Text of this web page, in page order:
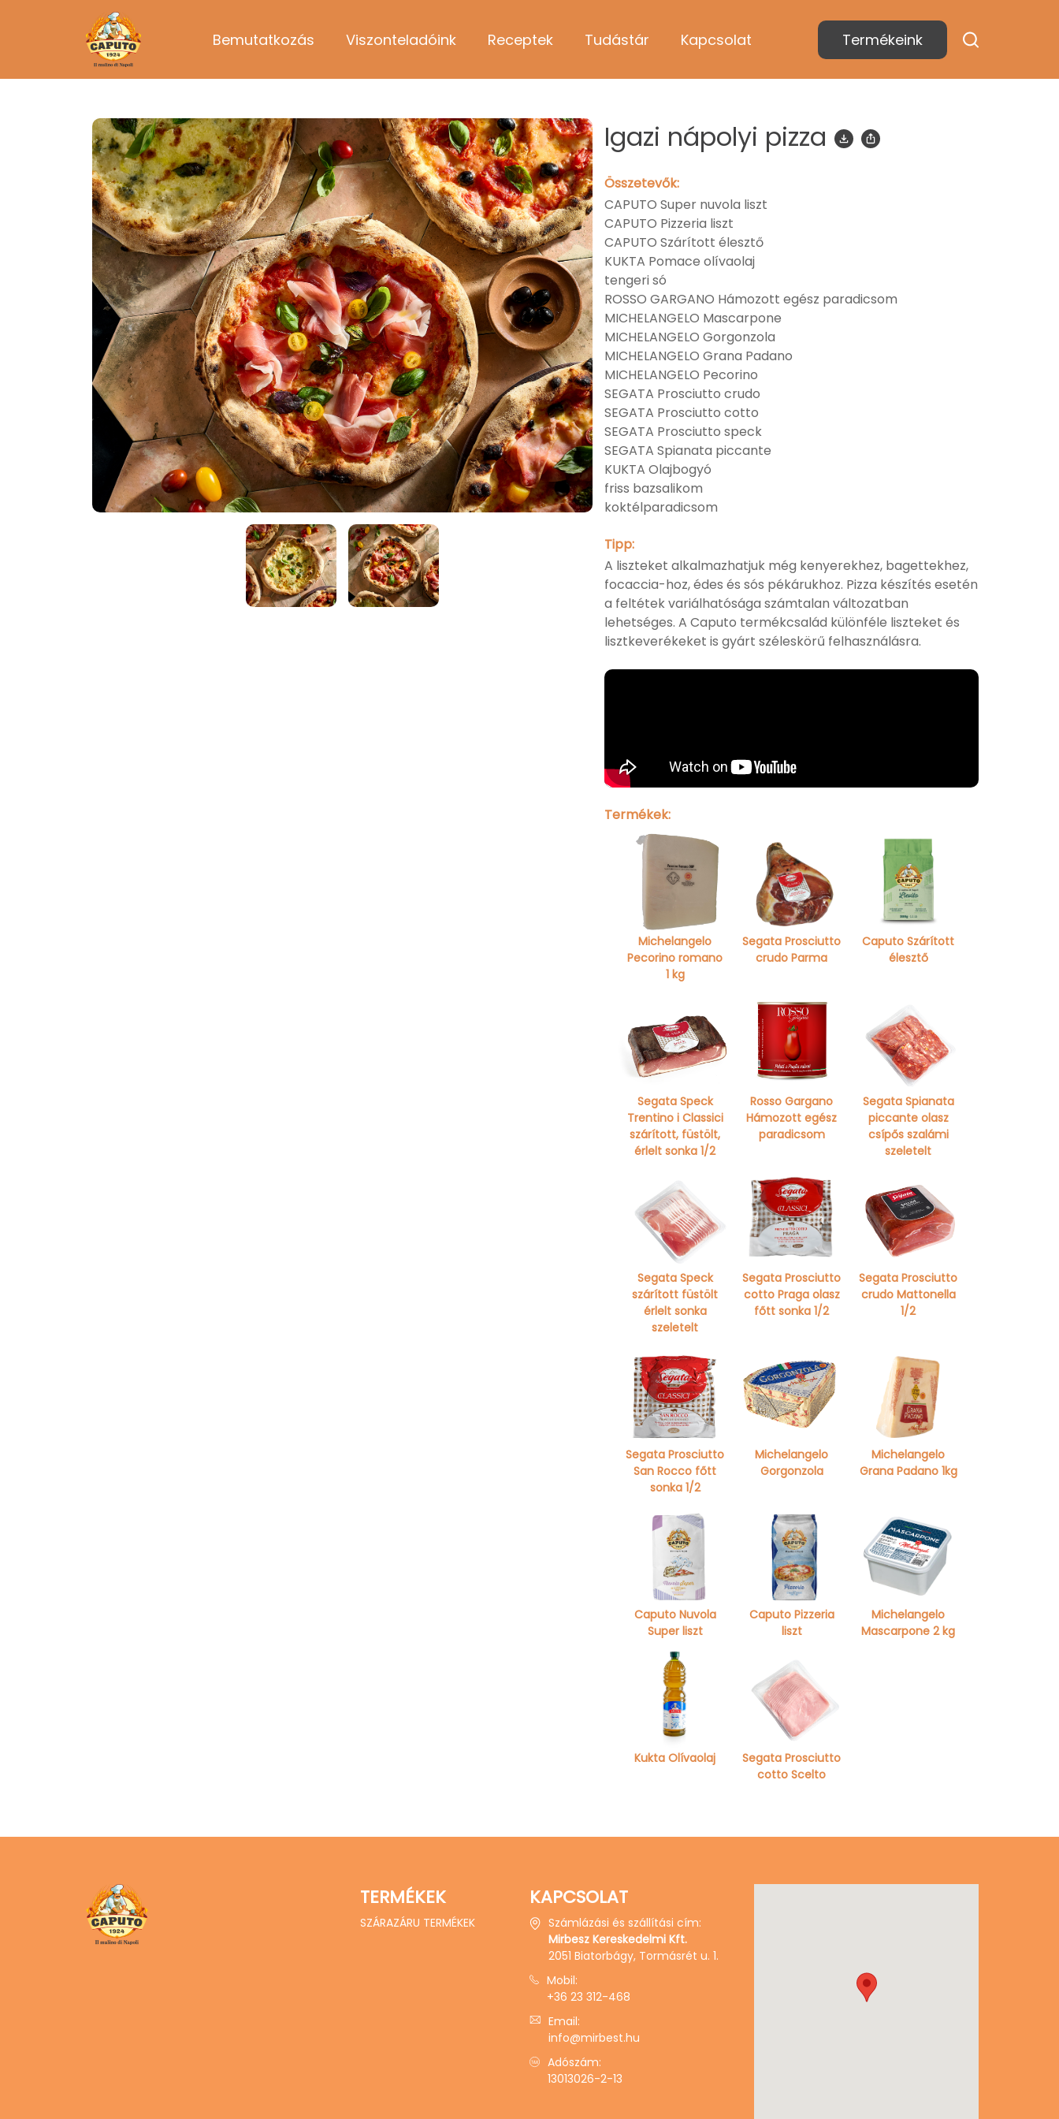
Bemutatkozás Viszonteladóink Receptek Tudástár Kapcsolat Termékeink
Igazi nápolyi pizza
Összetevők:
CAPUTO Super nuvola liszt
CAPUTO Pizzeria liszt
CAPUTO Szárított élesztő
KUKTA Pomace olívaolaj
tengeri só
ROSSO GARGANO Hámozott egész paradicsom
MICHELANGELO Mascarpone
MICHELANGELO Gorgonzola
MICHELANGELO Grana Padano
MICHELANGELO Pecorino
SEGATA Prosciutto crudo
SEGATA Prosciutto cotto
SEGATA Prosciutto speck
SEGATA Spianata piccante
KUKTA Olajbogyó
friss bazsalikom
koktélparadicsom
Tipp:
A liszteket alkalmazhatjuk még kenyerekhez, bagettekhez,
focaccia-hoz, édes és sós pékárukhoz. Pizza készítés esetén
a feltétek variálhatósága számtalan változatban
lehetséges. A Caputo termékcsalád különféle liszteket és
lisztkeverékeket is gyárt széleskörű felhasználásra.
Termékek:
Michelangelo
Pecorino romano
1 kg
Segata Prosciutto
crudo Parma
Caputo Szárított
élesztő
Segata Speck
Trentino i Classici
szárított, füstölt,
érlelt sonka 1/2
Rosso Gargano
Hámozott egész
paradicsom
Segata Spianata
piccante olasz
csípős szalámi
szeletelt
Segata Speck
szárított füstölt
érlelt sonka
szeletelt
Segata Prosciutto
cotto Praga olasz
főtt sonka 1/2
Segata Prosciutto
crudo Mattonella
1/2
Segata Prosciutto
San Rocco főtt
sonka 1/2
Michelangelo
Gorgonzola
Michelangelo
Grana Padano 1kg
Caputo Nuvola
Super liszt
Caputo Pizzeria
liszt
Michelangelo
Mascarpone 2 kg
Kukta Olívaolaj
Segata Prosciutto
cotto Scelto
TERMÉKEK
SZÁRAZÁRU TERMÉKEK
KAPCSOLAT
Számlázási és szállítási cím:
Mirbesz Kereskedelmi Kft.
2051 Biatorbágy, Tormásrét u. 1.
Mobil:
+36 23 312-468
Email:
info@mirbest.hu
Adószám:
13013026-2-13